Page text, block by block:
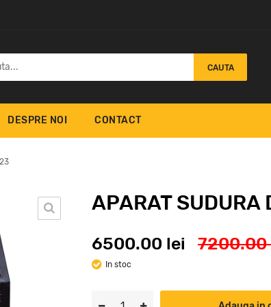
CAUTA
DESPRE NOI CONTACT
APARAT SUDURA
6500.00 lei 7200.00
In stoc
150S
Renegade VOLT ES 200i
23000